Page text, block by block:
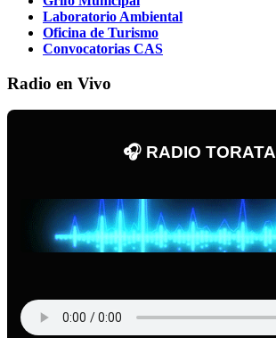
Laboratorio Ambiental
Oficina de Turismo
Convocatorias CAS
Radio en Vivo
🎧 RADIO TORATA